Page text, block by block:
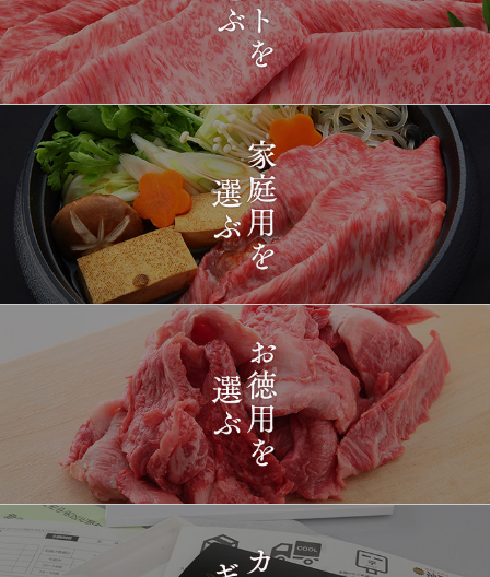
2026-
03-15
17:26:00
長野県
[ギフト] A5等級神戸牛
プレミアム霜降りももす
きやき 200g~1kg
1411
2026-
03-15
16:35:00
東京都
神戸牛目録 選べるセッ
ト ８千円
1412
2026-
03-15
14:10:00
[訳あり][家庭用] A5等級
神戸牛 フィレステーキ